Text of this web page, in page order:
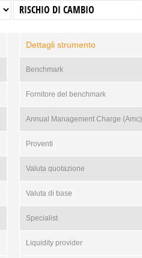
Dettagli strumento
Benchmark
Fornitore del benchmark
Annual Management Charge (Amc)
Proventi
Valuta quotazione
Valuta di base
Specialist
Liquidity provider